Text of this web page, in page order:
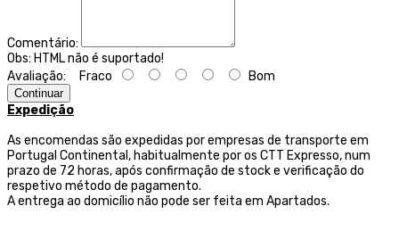
Comentário:
Obs: HTML não é suportado!
Avaliação: Fraco Bom
Continuar
Expedição
As encomendas são expedidas por empresas de transporte em
Portugal Continental, habitualmente por os CTT Expresso,num
prazo de 72 horas, após confirmação de stock e verificação do
respetivo método de pagamento.
A entrega ao domicílio não pode ser feita em Apartados.